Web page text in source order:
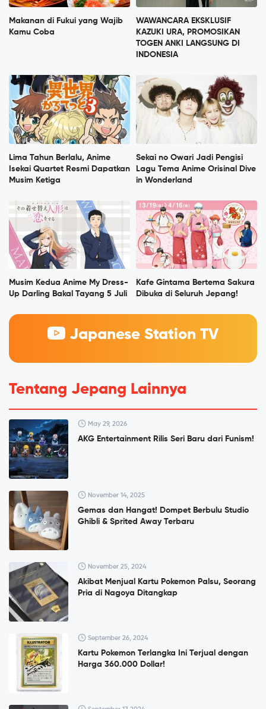
Makanan di Fukui yang Wajib
Kamu Coba
WAWANCARA EKSKLUSIF
KAZUKI URA, PROMOSIKAN
TOGEN ANKI LANGSUNG DI
INDONESIA
Lima Tahun Berlalu, Anime
Isekai Quartet Resmi Dapatkan
Musim Ketiga
Sekai no Owari Jadi Pengisi
Lagu Tema Anime Orisinal Dive
in Wonderland
Musim Kedua Anime My Dress-
Up Darling Bakal Tayang 5 Juli
Kafe Gintama Bertema Sakura
Dibuka di Seluruh Jepang!
Japanese Station TV
Tentang Jepang Lainnya
May 29, 2026
AKG Entertainment Rilis Seri Baru dari Funism!
November 14, 2025
Gemas dan Hangat! Dompet Berbulu Studio
Ghibli & Sprited Away Terbaru
November 25, 2024
Akibat Menjual Kartu Pokemon Palsu, Seorang
Pria di Nagoya Ditangkap
September 26, 2024
Kartu Pokemon Terlangka Ini Terjual dengan
Harga 360.000 Dollar!